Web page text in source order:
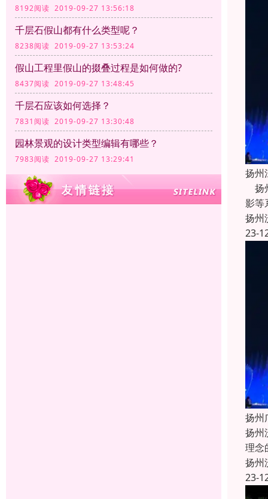
8192阅读 2019-09-27 13:56:18
千层石假山都有什么类型呢？
8238阅读 2019-09-27 13:53:24
假山工程里假山的掇叠过程是如何做的?
8437阅读 2019-09-27 13:48:45
千层石应该如何选择？
7831阅读 2019-09-27 13:30:48
园林景观的设计类型编辑有哪些？
7983阅读 2019-09-27 13:29:41
扬州
扬
影等
扬州
23-
扬州
扬州
理念
扬州
23-